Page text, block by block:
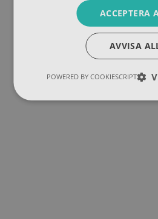
ACCEPTERA
AVVISA
POWERED BY COOKIESCRIPT